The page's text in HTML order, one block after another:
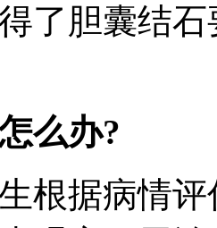
了胆囊结
么办?
据病情评